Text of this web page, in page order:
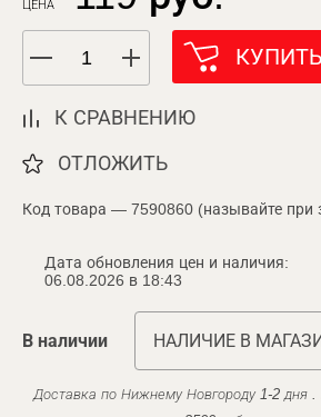
ЦЕНА
КУПИТЬ
К СРАВНЕНИЮ
ОТЛОЖИТЬ
Код товара — 7590860 (называйте при
Дата обновления цен и наличия:
06.08.2026 в 18:43
В наличии НАЛИЧИЕ В
Доставка по Нижнему Новгороду 1-2 дня